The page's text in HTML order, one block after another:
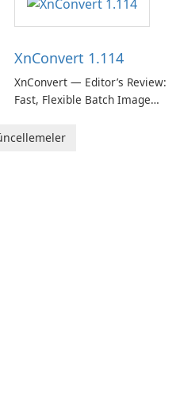
users capture, organize, and
access information across
XnConvert 1.114
XnConvert — Editor’s Review:
Fast, Flexible Batch Image
macOS and Linux XnConvert